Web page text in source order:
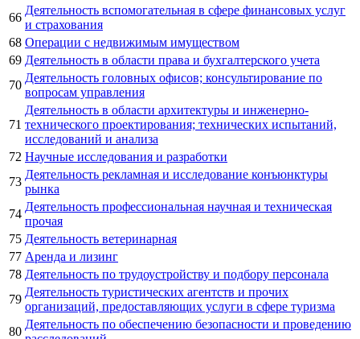
66
Деятельность вспомогательная в сфере финансовых услуг
и страхования
68 Операции с недвижимым имуществом
69 Деятельность в области права и бухгалтерского учета
70
Деятельность головных офисов; консультирование по
вопросам управления
71
Деятельность в области архитектуры и инженерно-
технического проектирования; технических испытаний,
исследований и анализа
72 Научные исследования и разработки
73
Деятельность рекламная и исследование конъюнктуры
рынка
74
Деятельность профессиональная научная и техническая
прочая
75 Деятельность ветеринарная
77 Аренда и лизинг
78 Деятельность по трудоустройству и подбору персонала
79
Деятельность туристических агентств и прочих
организаций, предоставляющих услуги в сфере туризма
80
Деятельность по обеспечению безопасности и проведению